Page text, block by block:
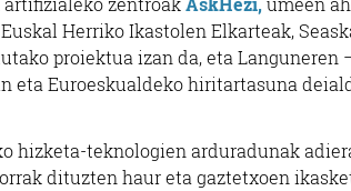
Herriko Ikastolen Elkarteak,
proiektua izan da, eta
eta Euroeskualdeko hiritartasuna
hizketa-teknologien arduradunak
dituzten haur eta gaztetxoen